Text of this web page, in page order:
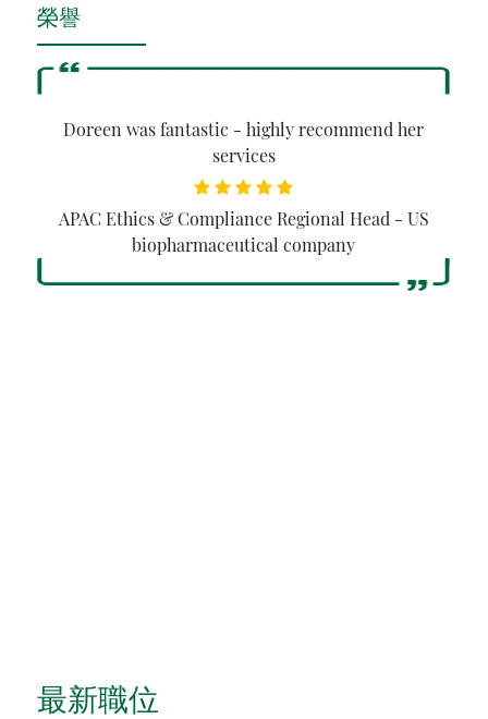
榮譽
My hiring was only possible because of Doreen's
great timing and understanding of both parts
situation.
Head of Compliance - Mobile Payment Giant
最新職位